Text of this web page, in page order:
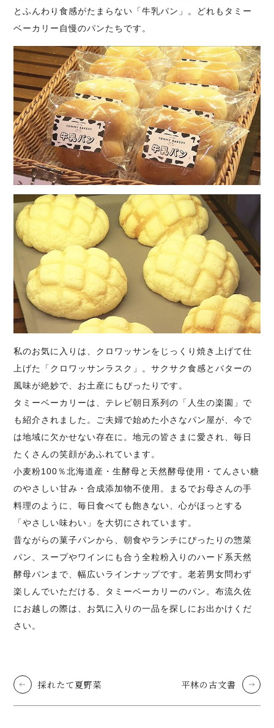
とふんわり食感がたまらない「牛乳パン」。どれもタミー
ベーカリー自慢のパンたちです。
私のお気に入りは、クロワッサンをじっくり焼き上げて仕
上げた「クロワッサンラスク」。サクサク食感とバターの
風味が絶妙で、お土産にもぴったりです。
タミーベーカリーは、テレビ朝日系列の「人生の楽園」で
も紹介されました。ご夫婦で始めた小さなパン屋が、今で
は地域に欠かせない存在に。地元の皆さまに愛され、毎日
たくさんの笑顔があふれています。
小麦粉100％北海道産・生酵母と天然酵母使用・てんさい糖
のやさしい甘み・合成添加物不使用。まるでお母さんの手
料理のように、毎日食べても飽きない、心がほっとする
「やさしい味わい」を大切にされています。
昔ながらの菓子パンから、朝食やランチにぴったりの惣菜
パン、スープやワインにも合う全粒粉入りのハード系天然
酵母パンまで、幅広いラインナップです。老若男女問わず
楽しんでいただける、タミーベーカリーのパン。布流久佐
にお越しの際は、お気に入りの一品を探しにお出かけくだ
さい。
採れたて夏野菜 平林の古文書